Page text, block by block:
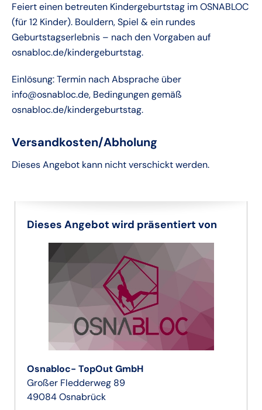
Feiert einen betreuten Kindergeburtstag im OSNABLOC
(für 12 Kinder). Bouldern, Spiel & ein rundes
Geburtstagserlebnis – nach den Vorgaben auf
osnabloc.de/kindergeburtstag.
Einlösung: Termin nach Absprache über
info@osnabloc.de, Bedingungen gemäß
osnabloc.de/kindergeburtstag.
Versandkosten/Abholung
Dieses Angebot kann nicht verschickt werden.
Dieses Angebot wird präsentiert von
Osnabloc- TopOut GmbH
Großer Fledderweg 89
49084 Osnabrück